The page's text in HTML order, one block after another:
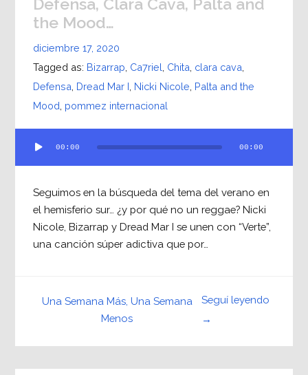
the Mood…
diciembre 17, 2020
Tagged as: Bizarrap Ca7riel Chita clara cava
Defensa Dread Mar I Nicki Nicole Palta and the
Mood pommez internacional
00:00 00:00
Seguimos en la búsqueda del tema del verano en
el hemisferio sur… ¿y por qué no un reggae? Nicki
Nicole, Bizarrap y Dread Mar I se unen con “Verte”,
una canción súper adictiva que por…
Seguí leyendo
→
Una Semana Más, Una Semana
Menos